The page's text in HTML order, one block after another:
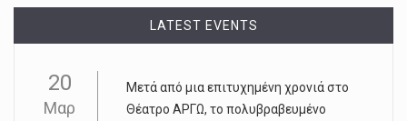
LATEST EVENTS
20
Μαρ
Μετά από μια επιτυχημένη χρονιά στο
Θέατρο ΑΡΓΩ, το πολυβραβευμένο